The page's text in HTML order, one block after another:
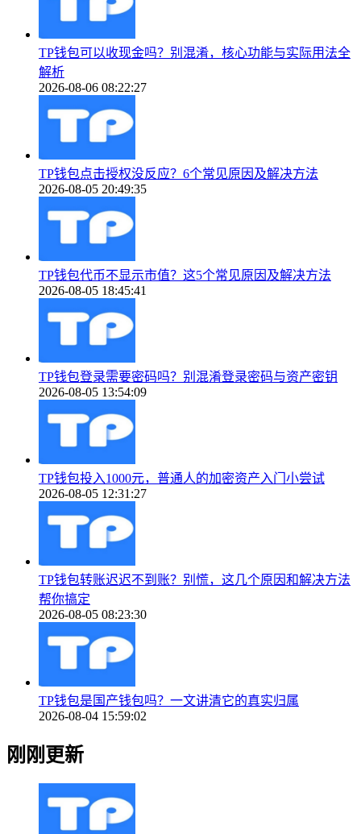
TP钱包可以收现金吗？别混淆，核心功能与实际用法全
解析
2026-08-06 08:22:27
TP钱包点击授权没反应？6个常见原因及解决方法
2026-08-05 20:49:35
TP钱包代币不显示市值？这5个常见原因及解决方法
2026-08-05 18:45:41
TP钱包登录需要密码吗？别混淆登录密码与资产密钥
2026-08-05 13:54:09
TP钱包投入1000元，普通人的加密资产入门小尝试
2026-08-05 12:31:27
TP钱包转账迟迟不到账？别慌，这几个原因和解决方法
帮你搞定
2026-08-05 08:23:30
TP钱包是国产钱包吗？一文讲清它的真实归属
2026-08-04 15:59:02
刚刚更新